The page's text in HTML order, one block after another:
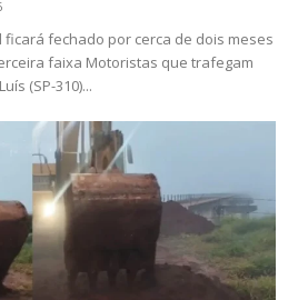
fechado por cerca de dois meses
faixa Motoristas que trafegam
(SP-310)...